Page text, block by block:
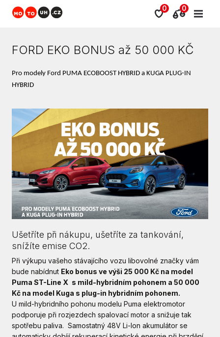
0 0
FORD EKO BONUS až 50 000 KČ
Pro modely Ford PUMA ECOBOOST HYBRID a KUGA PLUG-IN
HYBRID
Ušetříte při nákupu, ušetříte za tankování,
snížíte emise CO2.
Při výkupu vašeho stávajícího vozu libovolné značky vám
bude nabídnut Eko bonus ve výši 25 000 Kč na model
Puma ST-Line X s mild-hybridním pohonem a 50 000
Kč na model Kuga s plug-in hybridním pohonem.
U mild-hybridního pohonu modelu Puma elektromotor
podporuje při rozjezdech spalovací motor a snižuje tak
spotřebu paliva. Samostatný 48V Li-Ion akumulátor se